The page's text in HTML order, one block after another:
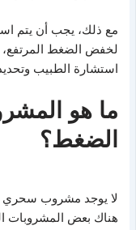
مع ذلك، يجب أن يتم
لخفض الضغط المرتفع،
استشارة الطبيب
ما هو
الضغط؟
لا يوجد مشروب سحري
هناك بعض